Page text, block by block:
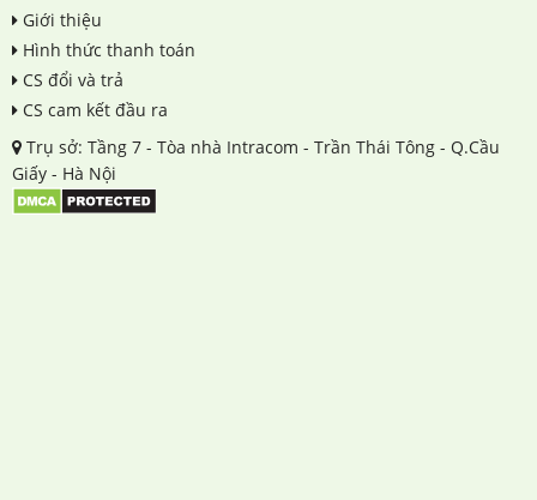
Giới thiệu
Hình thức thanh toán
CS đổi và trả
CS cam kết đầu ra
Trụ sở: Tầng 7 - Tòa nhà Intracom - Trần Thái Tông - Q.Cầu
Giấy - Hà Nội